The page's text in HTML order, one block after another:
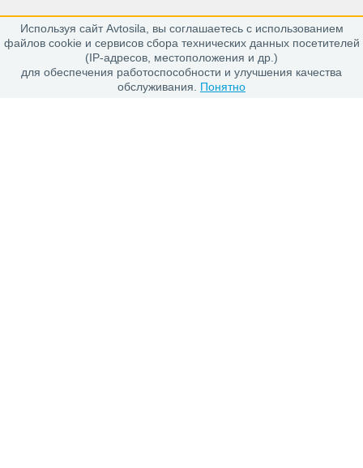
Используя сайт Avtosila, вы соглашаетесь с использованием
файлов cookie и сервисов сбора технических данных посетителей
(IP-адресов, местоположения и др.)
для обеспечения работоспособности и улучшения качества
обслуживания. Понятно
163020, г. Архангельск,
пр. Никольский 15, офис 212
Каталог